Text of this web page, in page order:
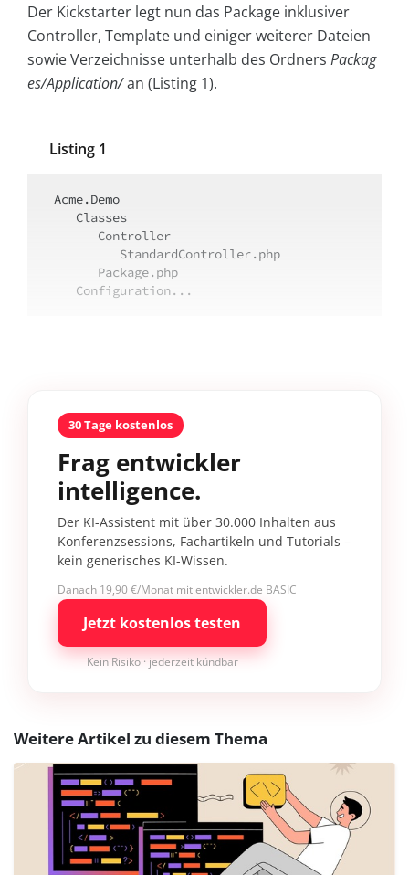
Der Kickstarter legt nun das Package inklusiver
Controller, Template und einiger weiterer Dateien
sowie Verzeichnisse unterhalb des Ordners Packag
es/Application/an (Listing 1).
Listing 1
Acme.Demo
   Configuration...
30 Tage kostenlos
Frag entwickler
intelligence.
Der KI-Assistent mit über 30.000 Inhalten aus
Konferenzsessions, Fachartikeln und Tutorials –
kein generisches KI-Wissen.
Danach 19,90 €/Monat mit entwickler.de BASIC
Jetzt kostenlos testen
Kein Risiko · jederzeit kündbar
Weitere Artikel zu diesem Thema